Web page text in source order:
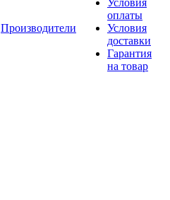
Производители
Условия
оплаты
Условия
доставки
Гарантия
на товар